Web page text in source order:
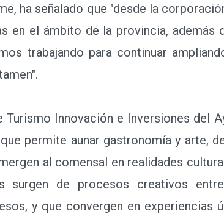
ha señalado que "desde la
en el ámbito de la provincia, además
trabajando para continuar
Innovación e Inversiones del
permite aunar gastronomía y arte,
al comensal en realidades
surgen de procesos creativos
y que convergen en experiencias